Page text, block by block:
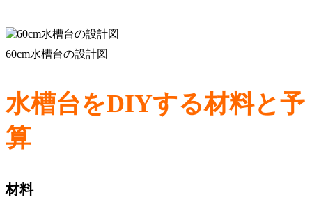
60cm水槽台の設計図
水槽台をDIYする材料と予
算
材料